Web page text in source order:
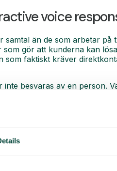
voice
än de som arbetar på
gör att kunderna kan
som faktiskt kräver
besvaras av en person.
för kundernas upplevelse.